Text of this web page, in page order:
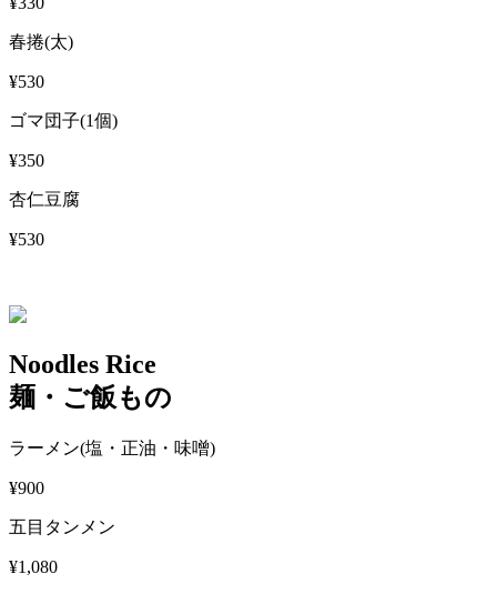
春捲(太)
¥530
ゴマ団子(1個)
¥350
杏仁豆腐
¥530
Noodles Rice
麺・ご飯もの
ラーメン(塩・正油・味噌)
¥900
五目タンメン
¥1,080